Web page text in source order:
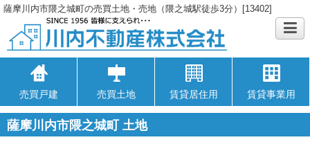
薩摩川内市隈之城町の売買土地・売地（隈之城駅徒歩3分）[13402]
売買戸建 売買土地 賃貸居住用 賃貸事業用
薩摩川内市隈之城町 土地